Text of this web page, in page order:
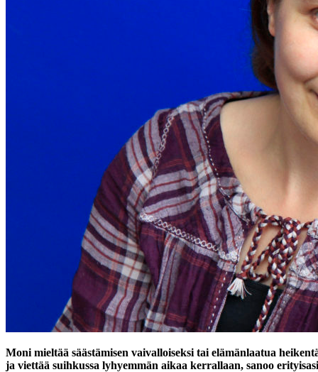
Moni mieltää säästämisen vaivalloiseksi tai elämänlaatua
ja viettää suihkussa lyhyemmän aikaa kerrallaan, sanoo